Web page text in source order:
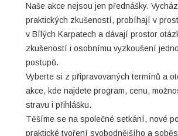
Naše akce nejsou jen přednášky.
praktických zkušeností, probíhají v
v Bílých Karpatech a dávají prostor
zkušeností i osobnímu vyzkoušení
postupů.
Vyberte si z připravovaných termínů a
akce, kde najdete program, cenu,
stravu i přihlášku.
Těšíme se na společné setkání, nové
praktické tvoření svobodnějšího a